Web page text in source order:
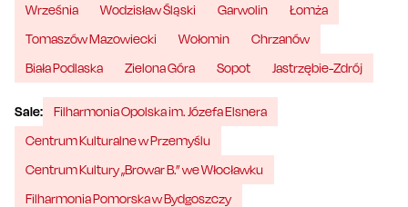
Września
Wodzisław Śląski Garwolin
Łomża
Tomaszów Mazowiecki
Wołomin
Chrzanów
Biała Podlaska
Zielona Góra Sopot Jastrzębie-Zdrój
Sale:
Filharmonia Opolska im. Józefa Elsnera
Centrum Kulturalne w Przemyślu
Centrum Kultury „Browar B.” we Włocławku
Filharmonia Pomorska w Bydgoszczy